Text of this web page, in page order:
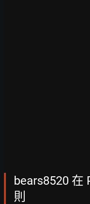
bears8520 在
則